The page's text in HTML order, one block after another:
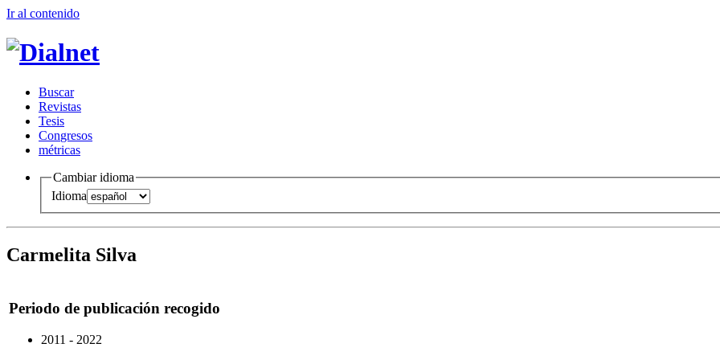
Ir al contenido
Buscar
Revistas
Tesis
Congresos
métricas
Cambiar idioma
Idioma
Carmelita Silva
Periodo de publicación recogido
2011 - 2022